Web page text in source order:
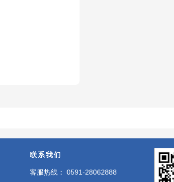
联系我们
客服热线： 0591-28062888